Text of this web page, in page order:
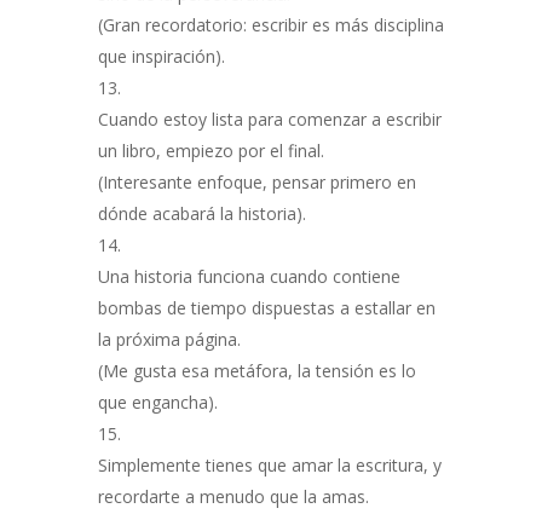
(Gran recordatorio: escribir es más disciplina
que inspiración).
Cuando estoy lista para comenzar a escribir
un libro, empiezo por el final.
(Interesante enfoque, pensar primero en
dónde acabará la historia).
Una historia funciona cuando contiene
bombas de tiempo dispuestas a estallar en
la próxima página.
(Me gusta esa metáfora, la tensión es lo
que engancha).
Simplemente tienes que amar la escritura, y
recordarte a menudo que la amas.